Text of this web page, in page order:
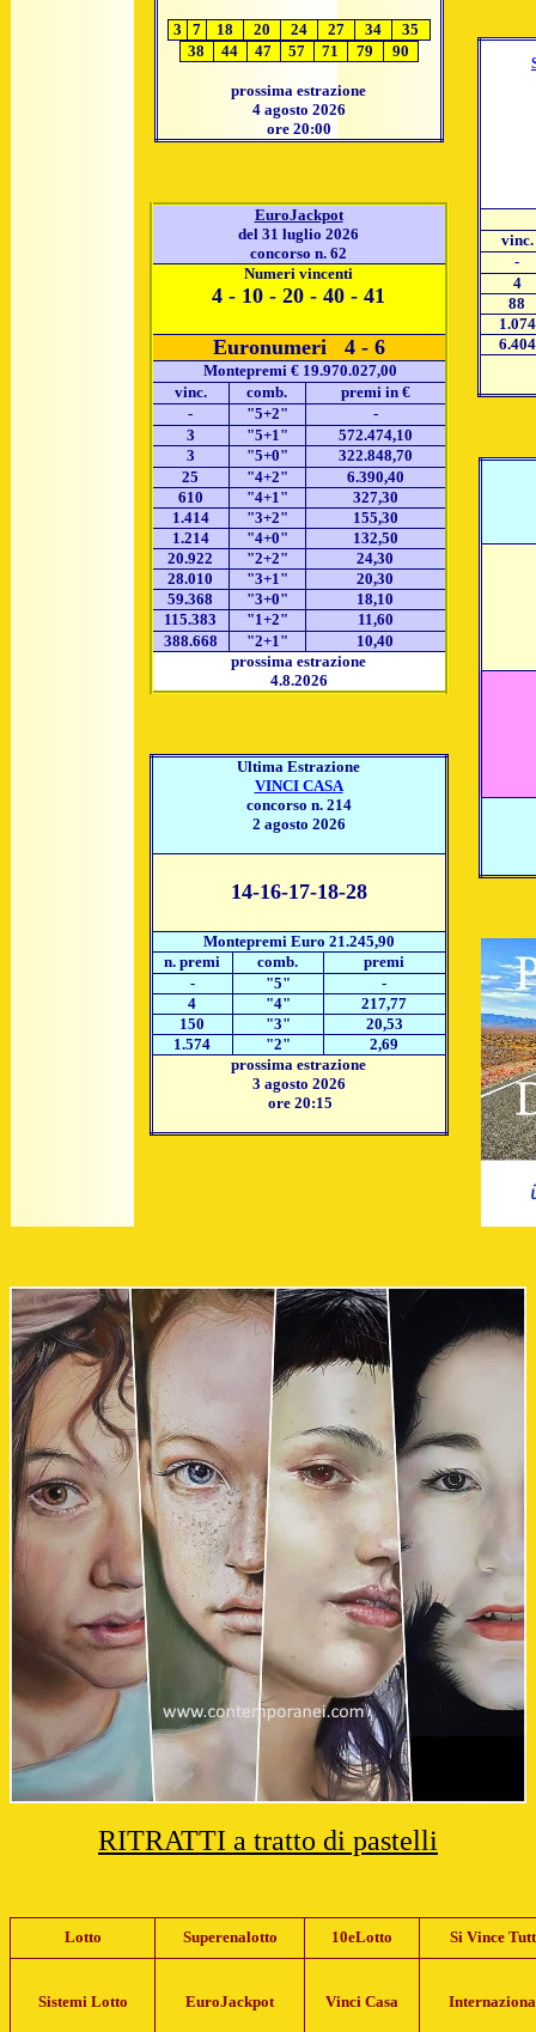
3 7 18 20 24 27 34
35
38
44 47 57 71 79 90
prossima estrazione
4 agosto 2026
ore 20:00
EuroJackpot
del 31 luglio 2026
concorso n. 62
Numeri vincenti
4 - 10 - 20 - 40 - 41
Euronumeri 4 - 6
Montepremi € 19.970.027,00
vinc.
comb.
premi in €
-
"5+2"
-
3
"5+1"
572.474,10
3
"5+0"
322.848,70
25
"4+2"
6.390,40
610
"4+1"
327,30
1.414
"3+2"
155,30
1.214
"4+0"
132,50
20.922
"2+2"
24,30
28.010
"3+1"
20,30
59.368
"3+0"
18,10
115.383
"1+2"
11,60
388.668
"2+1"
10,40
prossima estrazione
4.8.2026
Ultima Estrazione
VINCI CASA
concorso n. 214
2 agosto 2026
14-16-17-18-28
Montepremi Euro 21.245,90
n. premi
comb.
premi
-
"5"
-
4
"4"
217,77
150
"3"
20,53
1.574
"2"
2,69
prossima estrazione
3 agosto 2026
ore 20:15
vinc.
-
4
88
1.074
6.404
RITRATTI a tratto di pastelli
Lotto Superenalotto 10eLotto Si Vince
Sistemi Lotto EuroJackpot Vinci Casa